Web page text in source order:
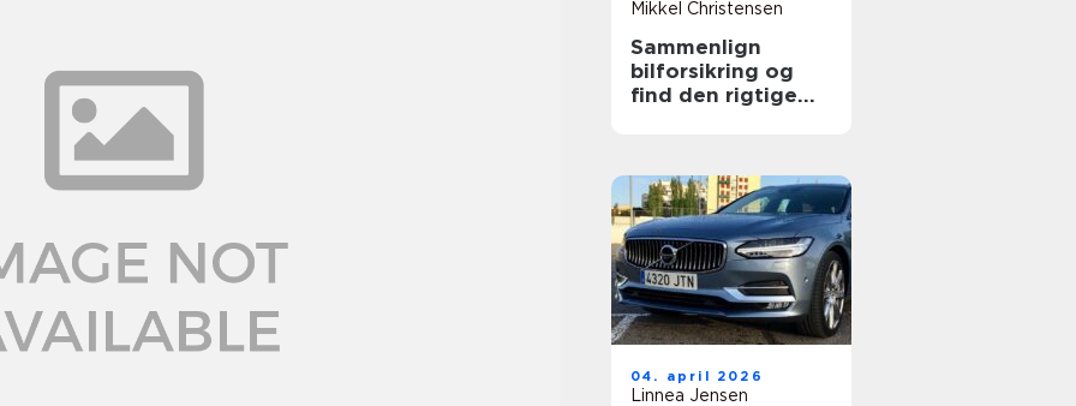
Mikkel Christensen
Sammenlign
bilforsikring og
find den rigtige
04. april 2026
Linnea Jensen